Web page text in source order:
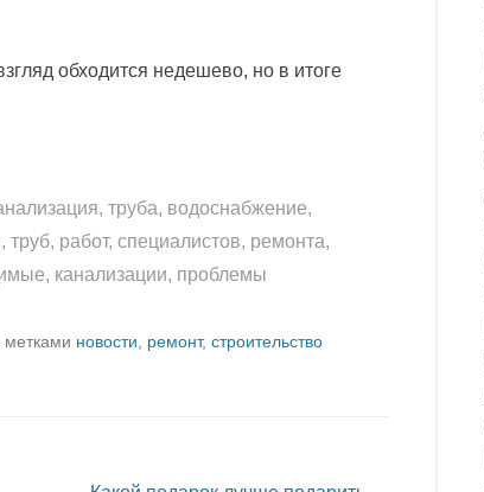
обходится недешево, но в итоге
труба, водоснабжение,
работ, специалистов, ремонта,
канализации, проблемы
метками новости ремонт, строительство